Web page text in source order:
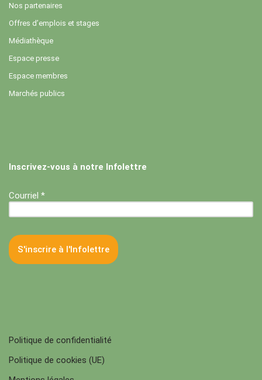
Nos partenaires
Offres d’emplois et stages
Médiathèque
Espace presse
Espace membres
Marchés publics
Inscrivez-vous à notre Infolettre
Courriel *
Politique de confidentialité
Politique de cookies (UE)